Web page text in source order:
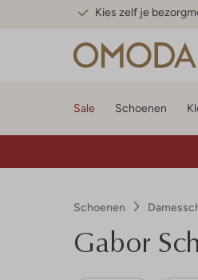
Kies zelf je
Sale Schoenen
Schoenen
Gabor